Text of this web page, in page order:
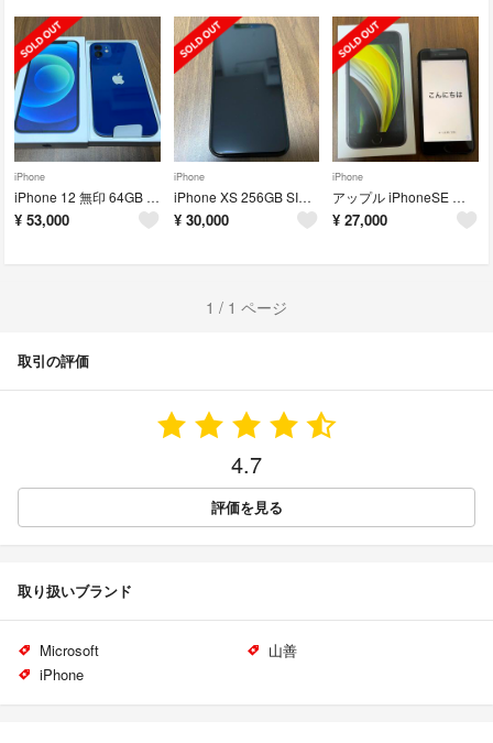
iPhone
iPhone 12 無印 64GB ブルー SIMフリー
¥ 53,000
iPhone
iPhone XS 256GB SIMフリー美品 スペースグレイ
¥ 30,000
iPhone
アップル iPhoneSE 第2世代 64GB ブラック SIMフリー
¥ 27,000
1 / 1 ページ
取引の評価
4.7
評価を見る
取り扱いブランド
Microsoft
山善
iPhone